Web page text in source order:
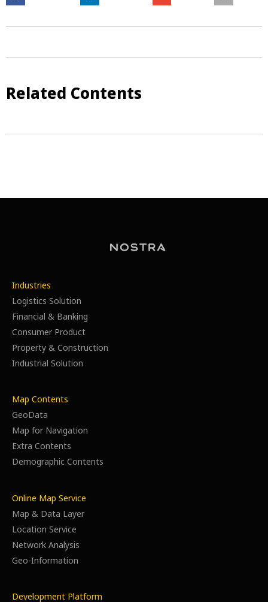
Related Contents
Industries
Logistics Solution
Financial & Banking
Consumer Product
Property & Construction
Industrial Solution
Map Contents
GeoData
Map for Navigation
Extra Contents
Demographic Contents
Online Map Service
Map & Data Layer
Location Service
Network Analysis
Geo-Information
Development Platform